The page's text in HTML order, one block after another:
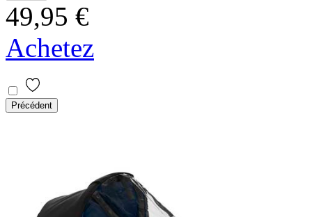
49,95 €
Achetez
Précédent